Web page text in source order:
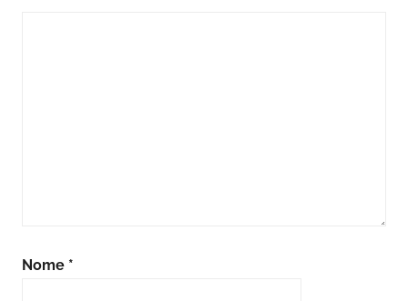
Nome *